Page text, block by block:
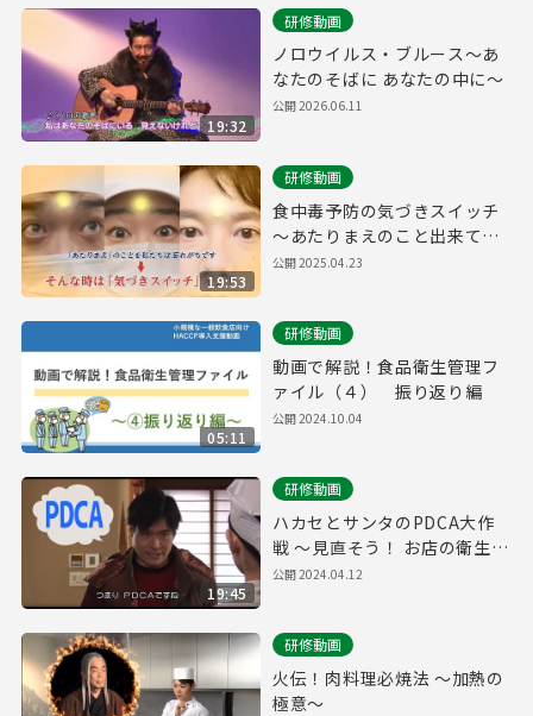
19:32
研修動画
ノロウイルス・ブルース～あ
なたのそばに あなたの中に～
公開2026.06.11
19:53
研修動画
食中毒予防の気づきスイッチ
～あたりまえのこと出来てい
ますか？～
公開2025.04.23
05:11
研修動画
動画で解説！食品衛生管理フ
ァイル（４） 振り返り編
公開2024.10.04
19:45
研修動画
ハカセとサンタのPDCA大作
戦 ～見直そう！ お店の衛生管
理～
公開2024.04.12
研修動画
火伝！肉料理必焼法 ～加熱の
極意～